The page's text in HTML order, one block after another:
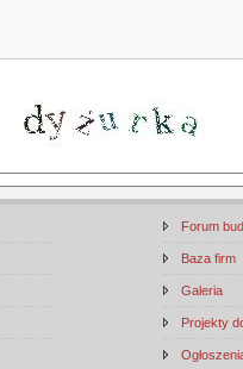
Forum
Baza firm
Galeria
Projekty